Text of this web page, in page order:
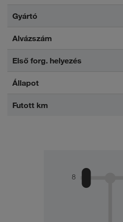
Gyártó
Alvázszám
Első forg. helyezés
Állapot
Futott km
8